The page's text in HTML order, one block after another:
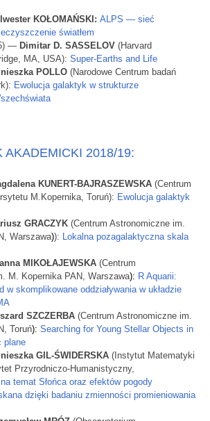
KOŁOMAŃSKI: ALPS — sieć
światłem
— Dimitar D. SASSELOV (Harvard
MA, USA): Super-Earths and Life
POLLO (Narodowe Centrum badań
Ewolucja galaktyk w strukturze
AKADEMICKI 2018/19:
KUNERT-BAJRASZEWSKA (Centrum
M.Kopernika, Toruń): Ewolucja galaktyk
GRACZYK (Centrum Astronomiczne im.
Warszawa)): Lokalna pozagalaktyczna skala
MIKOŁAJEWSKA (Centrum
M. Kopernika PAN, Warszawa): R Aquarii:
w skomplikowane oddziaływania w układzie
SZCZERBA (Centrum Astronomiczne im.
Toruń): Searching for Young Stellar Objects in
plane
GIL-ŚWIDERSKA (Instytut Matematyki
Przyrodniczo-Humanistyczny,
temat Słońca oraz efektów pogody
dzięki badaniu zmienności promieniowania